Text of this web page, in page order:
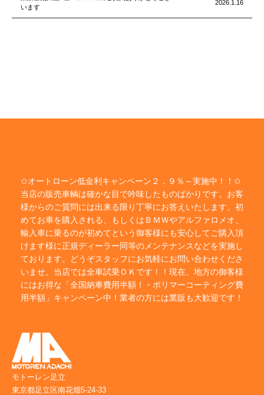
います
2026.1.16
✩オートローン低金利キャンペーン２．９％～実施中！！✩
当店の販売車輌は確かな目で吟味したものばかりです。お客
様からのご質問には出来る限り丁寧にお答えいたします。初
めてお車を購入される、もしくはＢＭＷやアルファロメオ、
輸入車に乗るのが初めてという御客様にも安心してご購入頂
けます様に正規ディーラー同等のメンテナンスなどを実施し
ております。どうぞスタッフにお気軽にお問い合わせくださ
いませ。当店では全車試乗ＯＫです！！現在、地方の御客様
にはお得な「全国納車費用半額！・ポリマーコーティング費
用半額」キャンペーン中！業者の方には業販も大歓迎です！
モトーレン足立
東京都足立区南花畑5-24-33